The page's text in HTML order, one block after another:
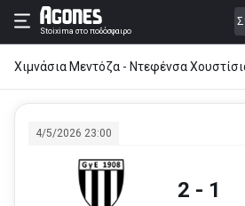
Stoixima στο ποδόσφαιρο
Χιμνάσια Μεντόζα - Ντεφένσα
4/5/2026 23:00
2 - 1